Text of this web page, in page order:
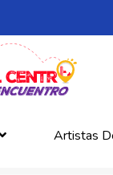
Artistas